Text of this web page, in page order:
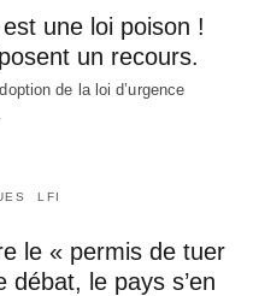
une loi poison !
un recours.
de la loi d’urgence
LFI
le « permis de tuer
le pays s’en